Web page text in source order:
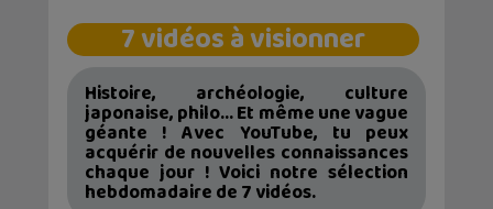
7 vidéos à visionner
Histoire, archéologie, culture
japonaise, philo… Et même une vague
géante ! Avec YouTube, tu peux
acquérir de nouvelles connaissances
chaque jour ! Voici notre sélection
hebdomadaire de 7 vidéos.